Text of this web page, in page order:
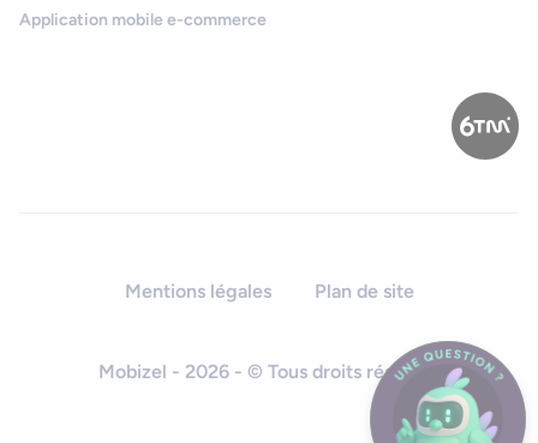
Application mobile e-commerce
Mentions légales Plan de site
Mobizel - 2026 - © Tous droits réservés